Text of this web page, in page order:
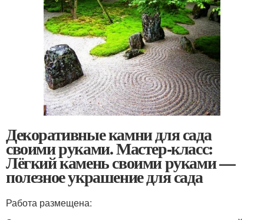
Декоративные камни для сада
своими руками. Мастер-класс:
Лёгкий камень своими руками —
полезное украшение для сада
Работа размещена: